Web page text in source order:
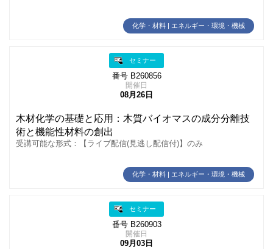
化学・材料 | エネルギー・環境・機械
セミナー
番号 B260856
開催日
08月26日
木材化学の基礎と応用：木質バイオマスの成分分離技
術と機能性材料の創出
受講可能な形式：【ライブ配信(見逃し配信付)】のみ
化学・材料 | エネルギー・環境・機械
セミナー
番号 B260903
開催日
09月03日